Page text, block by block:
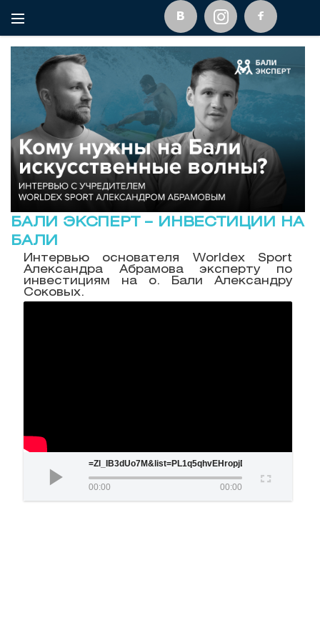
БАЛИ ЭКСПЕРТ – ИНВЕСТИЦИИ НА
БАЛИ
Интервью основателя Worldex Sport
Александра Абрамова эксперту по
инвестициям на о. Бали Александру
Соковых.
00:00 00:00